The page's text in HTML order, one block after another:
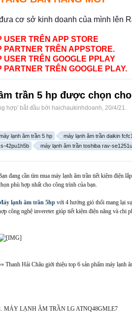
cơ sở kinh doanh của mình lên
USER TRÊN APP STORE
PARTNER TRÊN APPSTORE.
USER TRÊN GOOGLE PPLAY
PARTNER TRÊN GOOGLE PLAY.
trần 5 hp được chọn
hợp' bắt đầu bởi haichaukinhdoanh, 20/4/21.
lạnh âm trần 5 hp máy lạnh âm trần daikin
42pu1h5b
máy lạnh âm trần toshiba rav-
đang cần tìm mua máy lạnh âm trần tiết kiệm điện
phù hợp nhất cho công trình của bạn.
lạnh âm trần 5hp với 4 hướng gió thổi mang lại
công nghệ invereter giúp tiết kiệm điện năng và chi
Thanh Hải Châu giới thiệu top 6 sản phẩm máy lạnh
MÁY LẠNH ÂM TRẦN LG ATNQ48GMLE7